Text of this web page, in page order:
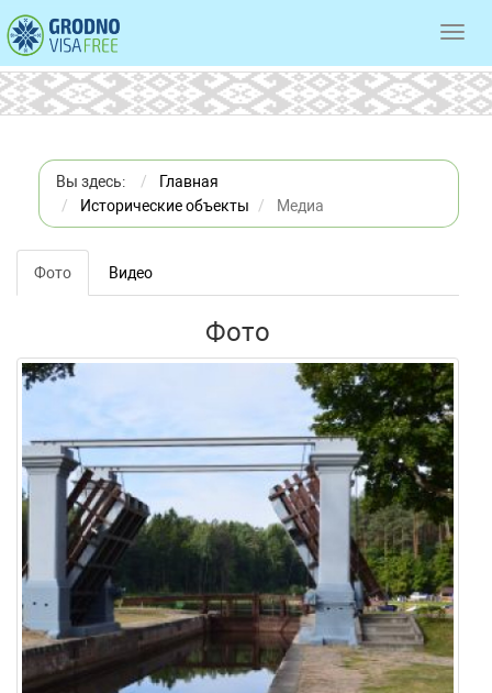
Вы здесь:
Главная
Исторические объекты
Медиа
Фото Видео
Фото